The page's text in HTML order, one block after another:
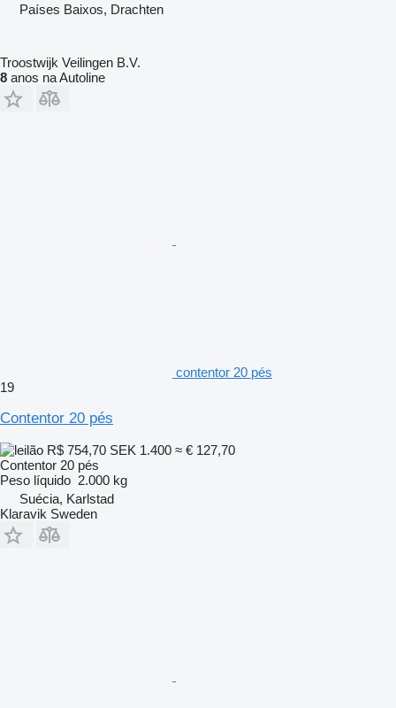
Países Baixos, Drachten
Troostwijk Veilingen B.V.
8 anos na Autoline
contentor 20 pés
19
Contentor 20 pés
R$ 754,70 SEK 1.400 ≈ € 127,70
Contentor 20 pés
Peso líquido 2.000 kg
Suécia, Karlstad
Klaravik Sweden